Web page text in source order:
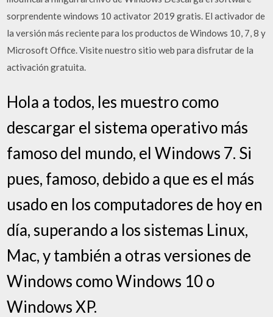
sorprendente windows 10 activator 2019 gratis. El activador de
la versión más reciente para los productos de Windows 10, 7, 8 y
Microsoft Office. Visite nuestro sitio web para disfrutar de la
activación gratuita.
Hola a todos, les muestro como
descargar el sistema operativo más
famoso del mundo, el Windows 7. Si
pues, famoso, debido a que es el más
usado en los computadores de hoy en
día, superando a los sistemas Linux,
Mac, y también a otras versiones de
Windows como Windows 10 o
Windows XP.